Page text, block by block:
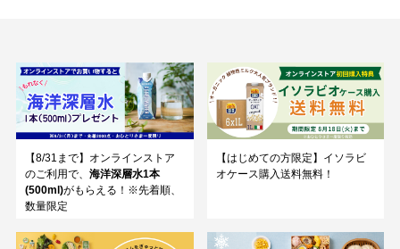
【8/31まで】オンラインストア
のご利用で、 海洋深層水1本
(500ml)がもらえる！※先着順、
数量限定
【はじめての方限定】イソラビ
オケース購入送料無料！